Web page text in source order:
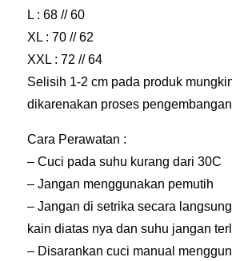
L
N
E
S
N
E
L : 68 // 60
XL : 70 // 62
XXL : 72 // 64
Selisih 1-2 cm pada produk
dikarenakan proses
Cara Perawatan :
– Cuci pada suhu kurang dari 30C
– Jangan menggunakan pemutih
– Jangan di setrika secara
kain diatas nya dan suhu jangan
– Disarankan cuci manual